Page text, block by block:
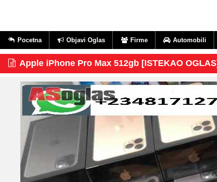
Pocetna Objavi Oglas Firme Automobili
Apple iPhone Pro Max 512gb [ISTEKAO